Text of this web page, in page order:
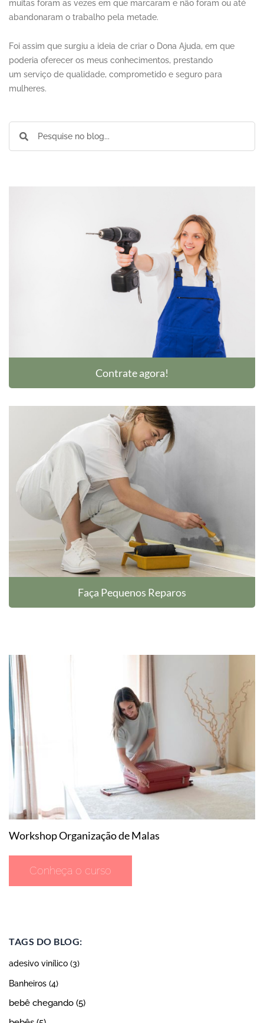
muitas foram as vezes em que marcaram e não foram ou até
abandonaram o trabalho pela metade.
Foi assim que surgiu a ideia de criar o Dona Ajuda, em que
poderia oferecer os meus conhecimentos, prestando
um serviço de qualidade, comprometido e seguro para
mulheres.
Contrate agora!
Faça Pequenos Reparos
Workshop Organização de Malas
Conheça o curso
TAGS DO BLOG:
adesivo vinílico (3)
Banheiros (4)
bebê chegando (5)